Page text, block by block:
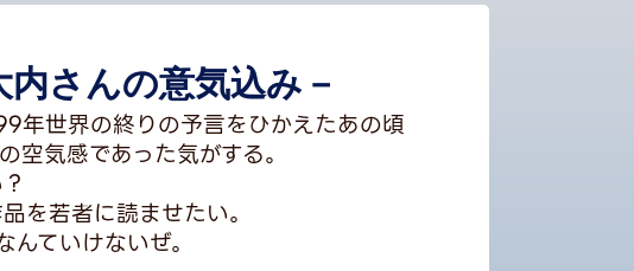
さんの意気込み－
年世界の終りの予言をひかえたあの頃
気感であった気がする。
を若者に読ませたい。
ていけないぜ。